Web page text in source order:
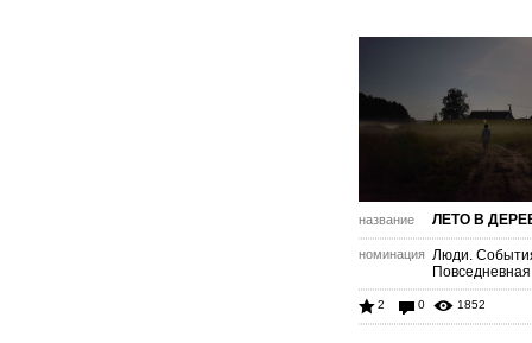
название ЛЕТО В
номинация Люди.
2 0 1852